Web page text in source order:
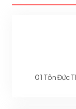
01 Tôn Đức